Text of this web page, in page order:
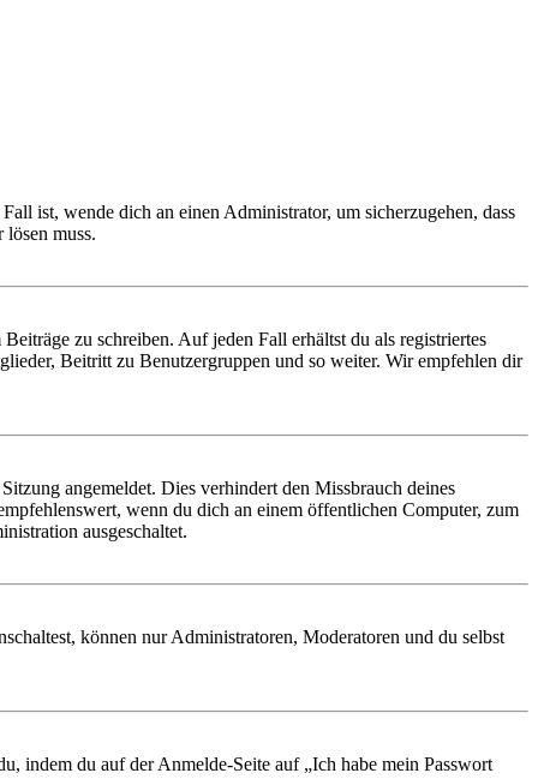
ist, wende dich an einen Administrator, um sicherzugehen, dass
muss.
zu schreiben. Auf jeden Fall erhältst du als registriertes
Beitritt zu Benutzergruppen und so weiter. Wir empfehlen dir
angemeldet. Dies verhindert den Missbrauch deines
wenn du dich an einem öffentlichen Computer, zum
ausgeschaltet.
können nur Administratoren, Moderatoren und du selbst
indem du auf der Anmelde-Seite auf „Ich habe mein Passwort